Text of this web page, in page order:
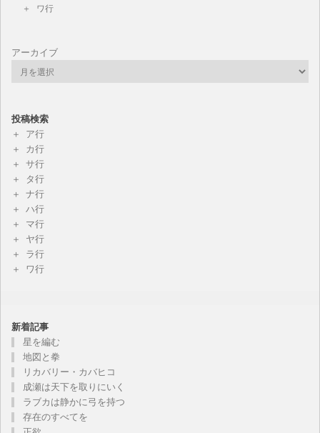
ワ行
アーカイブ
投稿検索
ア行
カ行
サ行
タ行
ナ行
ハ行
マ行
ヤ行
ラ行
ワ行
新着記事
星を編む
地図と拳
リカバリー・カバヒコ
成瀬は天下を取りにいく
ラブカは静かに弓を持つ
存在のすべてを